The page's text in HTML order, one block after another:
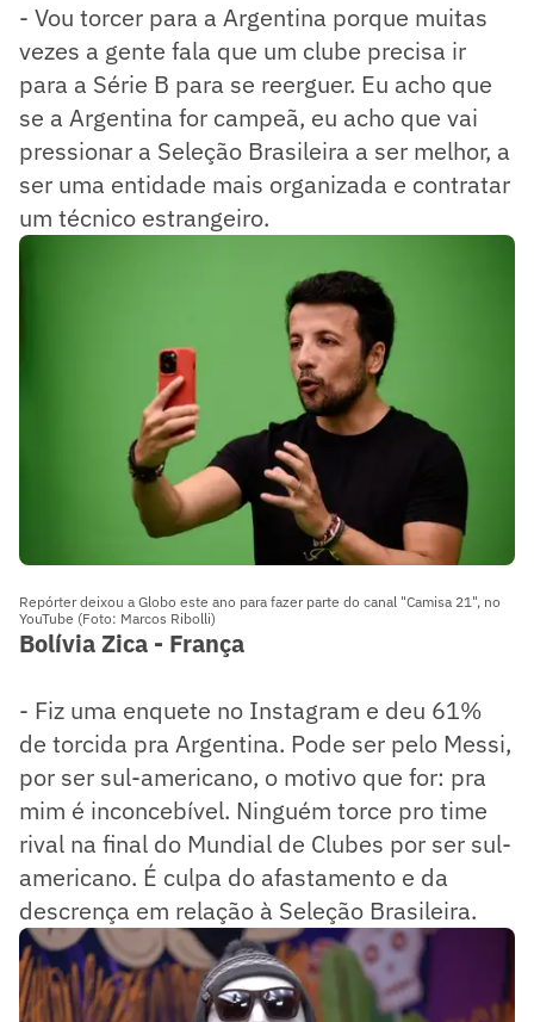
- Vou torcer para a Argentina porque muitas
vezes a gente fala que um clube precisa ir
para a Série B para se reerguer. Eu acho que
se a Argentina for campeã, eu acho que vai
pressionar a Seleção Brasileira a ser melhor, a
ser uma entidade mais organizada e contratar
um técnico estrangeiro.
Repórter deixou a Globo este ano para fazer parte do canal "Camisa 21", no
YouTube (Foto: Marcos Ribolli)
Bolívia Zica - França
- Fiz uma enquete no Instagram e deu 61%
de torcida pra Argentina. Pode ser pelo Messi,
por ser sul-americano, o motivo que for: pra
mim é inconcebível. Ninguém torce pro time
rival na final do Mundial de Clubes por ser sul-
americano. É culpa do afastamento e da
descrença em relação à Seleção Brasileira.